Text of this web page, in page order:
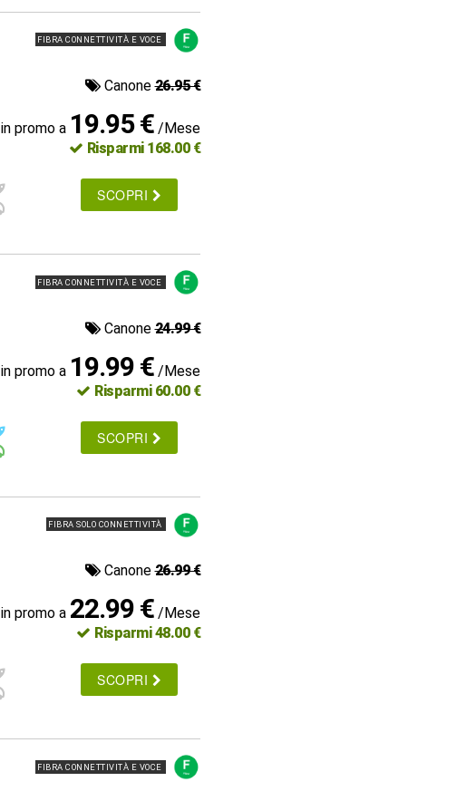
FIBRA CONNETTIVITÀ E VOCE
Canone26.95 €
in promo a 19.95 € /Mese
Risparmi 168.00 €
SCOPRI
FIBRA CONNETTIVITÀ E VOCE
Canone24.99 €
in promo a 19.99 € /Mese
Risparmi 60.00 €
SCOPRI
FIBRA SOLO CONNETTIVITÀ
Canone26.99 €
in promo a 22.99 € /Mese
Risparmi 48.00 €
SCOPRI
FIBRA CONNETTIVITÀ E VOCE